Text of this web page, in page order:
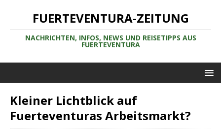
FUERTEVENTURA-ZEITUNG
NACHRICHTEN, INFOS, NEWS UND REISETIPPS AUS
FUERTEVENTURA
Kleiner Lichtblick auf
Fuerteventuras Arbeitsmarkt?